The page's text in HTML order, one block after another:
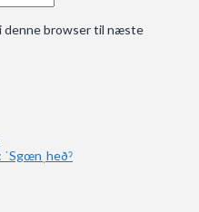
denne browser til næste